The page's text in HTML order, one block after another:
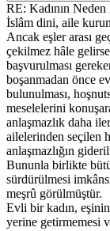
RE: Kadının
İslâm dini, aile
Ancak eşler arası
çekilmez hâle
başvurulması
boşanmadan önce
bulunulması,
meselelerini
anlaşmazlık daha
ailelerinden seçilen
anlaşmazlığın
Bununla birlikte
sürdürülmesi
meşrû görülmüştür.
Evli bir kadın,
yerine getirmemesi